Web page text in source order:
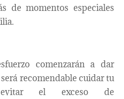
de momentos especiales
comenzarán a dar
recomendable cuidar tu
el exceso de